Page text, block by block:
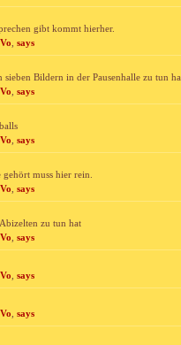
gibt kommt hierher.
says
Bildern in der Pausenhalle zu tun
says
says
muss hier rein.
says
zu tun hat
says
says
says